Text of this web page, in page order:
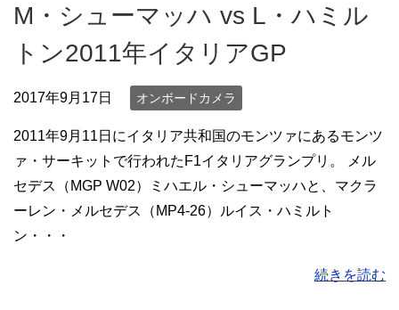
M・シューマッハ vs L・ハミル
トン2011年イタリアGP
2017年9月17日 オンボードカメラ
2011年9月11日にイタリア共和国のモンツァにあるモンツ
ァ・サーキットで行われたF1イタリアグランプリ。 メル
セデス（MGP W02）ミハエル・シューマッハと、マクラ
ーレン・メルセデス（MP4-26）ルイス・ハミルト
ン・・・
続きを読む